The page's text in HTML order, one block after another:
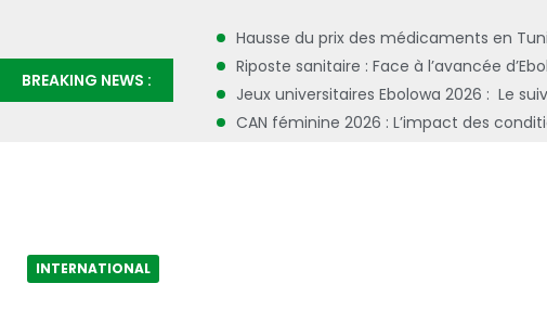
BREAKING NEWS :
Hausse du prix des médicaments en
Riposte sanitaire : Face à l’avancée
Jeux universitaires Ebolowa 2026 : Le
CAN féminine 2026 : L’impact des
INTERNATIONAL